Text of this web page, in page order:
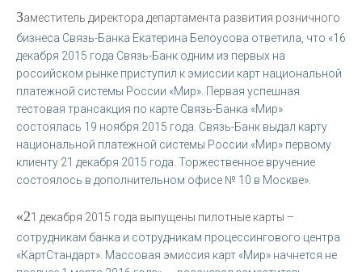
Заместитель директора департамента развития розничного
бизнеса Связь-Банка Екатерина Белоусова ответила, что «16
декабря 2015 года Связь-Банк одним из первых на
российском рынке приступил к эмиссии карт национальной
платежной системы России «Мир». Первая успешная
тестовая трансакция по карте Связь-Банка «Мир»
состоялась 19 ноября 2015 года. Связь-Банк выдал карту
национальной платежной системы России «Мир» первому
клиенту 21 декабря 2015 года. Торжественное вручение
состоялось в дополнительном офисе № 10 в Москве».
«21 декабря 2015 года выпущены пилотные карты –
сотрудникам банка и сотрудникам процессингового центра
«КартСтандарт». Массовая эмиссия карт «Мир» начнется не